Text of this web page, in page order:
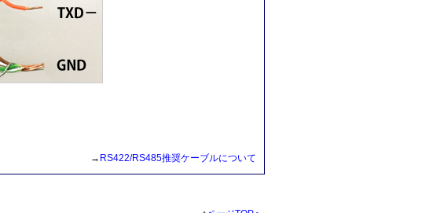
→ RS422/RS485推奨ケーブルについて